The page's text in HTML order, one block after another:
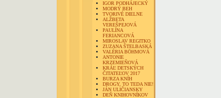
IGOR PODHÁJECKÝ
MODRÝ BEH
TVORIVÉ DIELNE
ALŽBETA
VEREŠPEJOVÁ
PAULÍNA
FERIANCOVÁ
MIROSLAV REGITKO
ZUZANA ŠTELBASKÁ
VALÉRIA BÖHMOVÁ
ANTONIE
KRZEMIEŇOVÁ
KRÁĽ DETSKÝCH
ČITATEĽOV 2017
BURZA KNÍH
DROGY, TO TEDA NIE!
JÁN ULIČIANSKY
DEŇ KNIHOVNÍKOV